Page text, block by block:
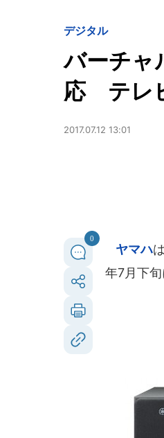
デジタル
バーチャ
応 テレ
2017.07.12 13:01
0
ヤマハ
年7月下旬